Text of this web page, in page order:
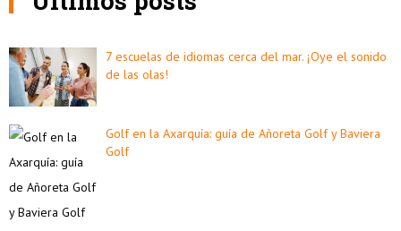
7 escuelas de idiomas cerca del mar. ¡Oye el sonido
de las olas!
Golf en la Axarquía: guía de Añoreta Golf y Baviera
Golf